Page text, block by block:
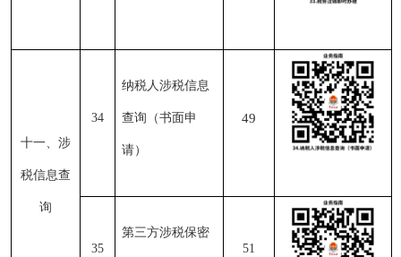
十一、涉
税信息查
询
34
纳税人涉税信息
查询（书面申
请）
49
35
第三方涉税保密
51